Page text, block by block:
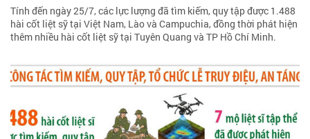
Tính đến ngày 25/7, các lực lượng đã tìm kiếm, quy tập được 1.488
hài cốt liệt sỹ tại Việt Nam, Lào và Campuchia, đồng thời phát hiện
thêm nhiều hài cốt liệt sỹ tại Tuyên Quang và TP Hồ Chí Minh.